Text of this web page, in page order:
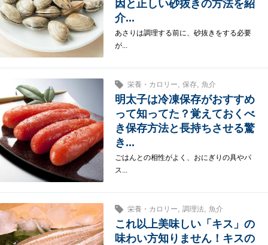
因と正しい砂抜きの方法を紹
介...
あさりは調理する前に、砂抜きをする必要
が...
栄養・カロリー, 保存, 魚介
明太子は冷凍保存がおすすめ
って知ってた？覚えておくべ
き保存方法と長持ちさせる驚
き...
ごはんとの相性がよく、おにぎりの具やパ
ス...
栄養・カロリー, 調理法, 魚介
これ以上美味しい「キス」の
味わい方知りません！キスの